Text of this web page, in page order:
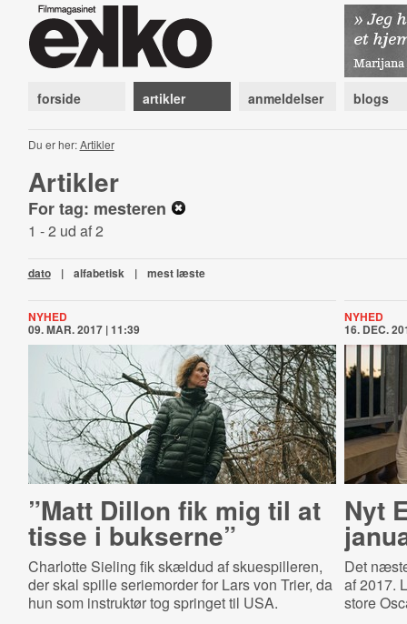
forside artikler anmeldelser blogs
Du er her:Artikler
Artikler
For tag: mesteren
1 - 2 ud af 2
dato | alfabetisk | mest læste
NYHED
09. MAR. 2017 | 11:39
”Matt Dillon fik mig til at
tisse i bukserne”
Charlotte Sieling fik skældud af skuespilleren,
der skal spille seriemorder for Lars von Trier, da
hun som instruktør tog springet til USA.
NYHED
16. DEC.
Nyt
Det
af 2017.
store